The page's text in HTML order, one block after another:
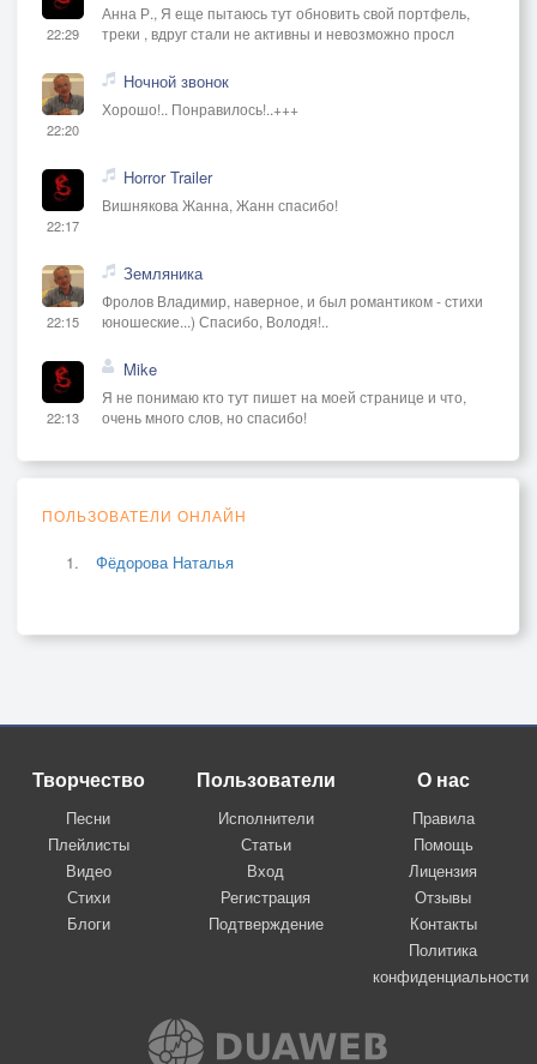
22:29
Анна Р., Я еще пытаюсь тут обновить свой портфель,
треки , вдруг стали не активны и невозможно просл
22:20
Ночной звонок
Хорошо!.. Понравилось!..+++
22:17
Horror Trailer
Вишнякова Жанна, Жанн спасибо!
22:15
Земляника
Фролов Владимир, наверное, и был романтиком - стихи
юношеские...) Спасибо, Володя!..
22:13
Mike
Я не понимаю кто тут пишет на моей странице и что,
очень много слов, но спасибо!
ПОЛЬЗОВАТЕЛИ ОНЛАЙН
Фёдорова Наталья
Творчество
Песни
Плейлисты
Видео
Стихи
Блоги
Пользователи
Исполнители
Статьи
Вход
Регистрация
Подтверждение
О нас
Правила
Помощь
Лицензия
Отзывы
Контакты
Политика
конфиденциальности